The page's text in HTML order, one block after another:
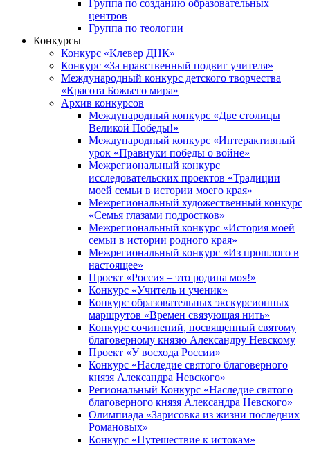
Группа по созданию образовательных
центров
Группа по теологии
Конкурсы
Конкурс «Клевер ДНК»
Конкурс «За нравственный подвиг учителя»
Международный конкурс детского творчества
«Красота Божьего мира»
Архив конкурсов
Международный конкурс «Две столицы
Великой Победы!»
Международный конкурс «Интерактивный
урок «Правнуки победы о войне»
Межрегиональный конкурс
исследовательских проектов «Традиции
моей семьи в истории моего края»
Межрегиональный художественный конкурс
«Семья глазами подростков»
Межрегиональный конкурс «История моей
семьи в истории родного края»
Межрегиональный конкурс «Из прошлого в
настоящее»
Проект «Россия – это родина моя!»
Конкурс «Учитель и ученик»
Конкурс образовательных экскурсионных
маршрутов «Времен связующая нить»
Конкурс сочинений, посвященный святому
благоверному князю Александру Невскому
Проект «У восхода России»
Конкурс «Наследие святого благоверного
князя Александра Невского»
Региональный Конкурс «Наследие святого
благоверного князя Александра Невского»
Олимпиада «Зарисовка из жизни последних
Романовых»
Конкурс «Путешествие к истокам»